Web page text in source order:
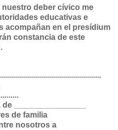
deber cívico me
educativas e
acompañan en el presídium
constancia de este
________________
de familia
nosotros a